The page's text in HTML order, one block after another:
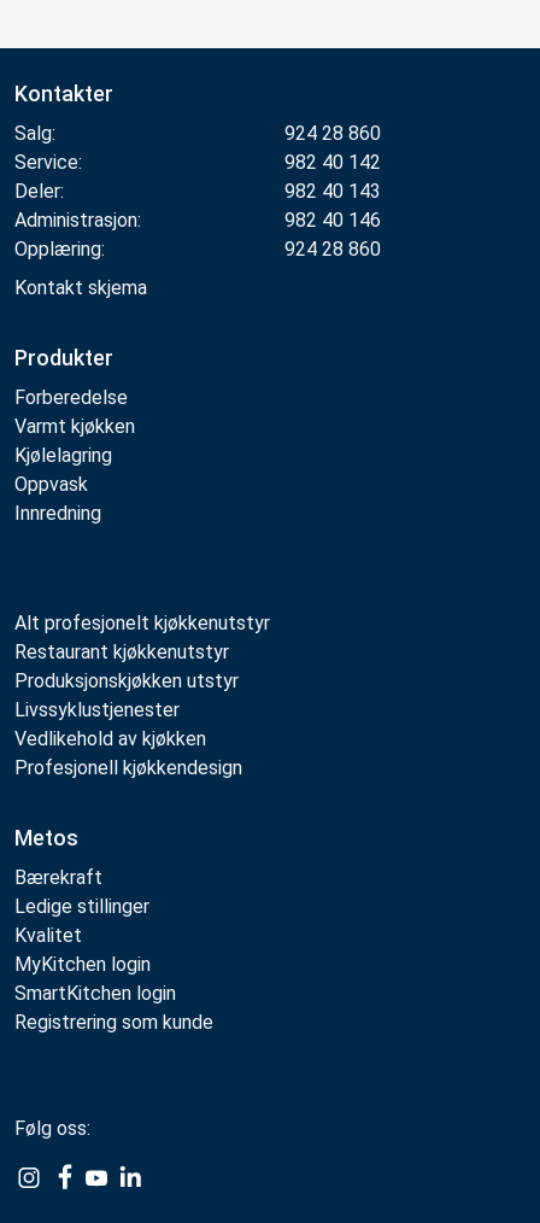
Kontakter
Salg:
924 28 860
Service:
982 40 142
Deler:
982 40 143
Administrasjon:
982 40 146
Opplæring:
924 28 860
Kontakt skjema
Produkter
Forberedelse
Varmt kjøkken
Kjølelagring
Oppvask
Innredning
Alt profesjonelt kjøkkenutstyr
Restaurant kjøkkenutstyr
Produksjonskjøkken utstyr
Livssyklustjenester
Vedlikehold av kjøkken
Profesjonell kjøkkendesign
Metos
Bærekraft
Ledige stillinger
Kvalitet
MyKitchen login
SmartKitchen login
Registrering som kunde
Følg oss:
ExampleExample
ExampleExample